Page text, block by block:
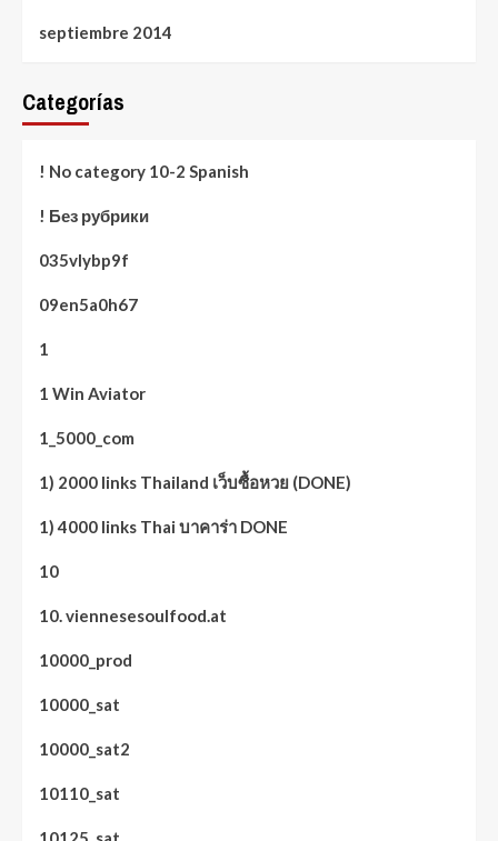
septiembre 2014
Categorías
! No category 10-2 Spanish
! Без рубрики
035vlybp9f
09en5a0h67
1
1 Win Aviator
1_5000_com
1) 2000 links Thailand เว็บซื้อหวย (DONE)
1) 4000 links Thai บาคาร่า DONE
10
10. viennesesoulfood.at
10000_prod
10000_sat
10000_sat2
10110_sat